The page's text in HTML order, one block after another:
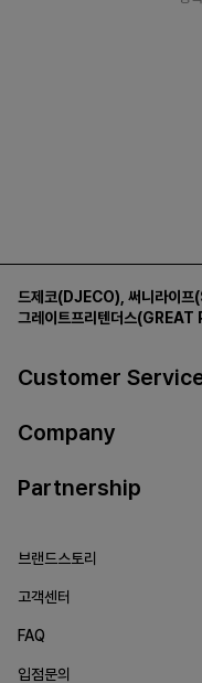
드제코(DJECO) 써니라이
그레이트프리텐더스
Customer
Company
Partnership
브랜드스토리
고객센터
FAQ
입점문의